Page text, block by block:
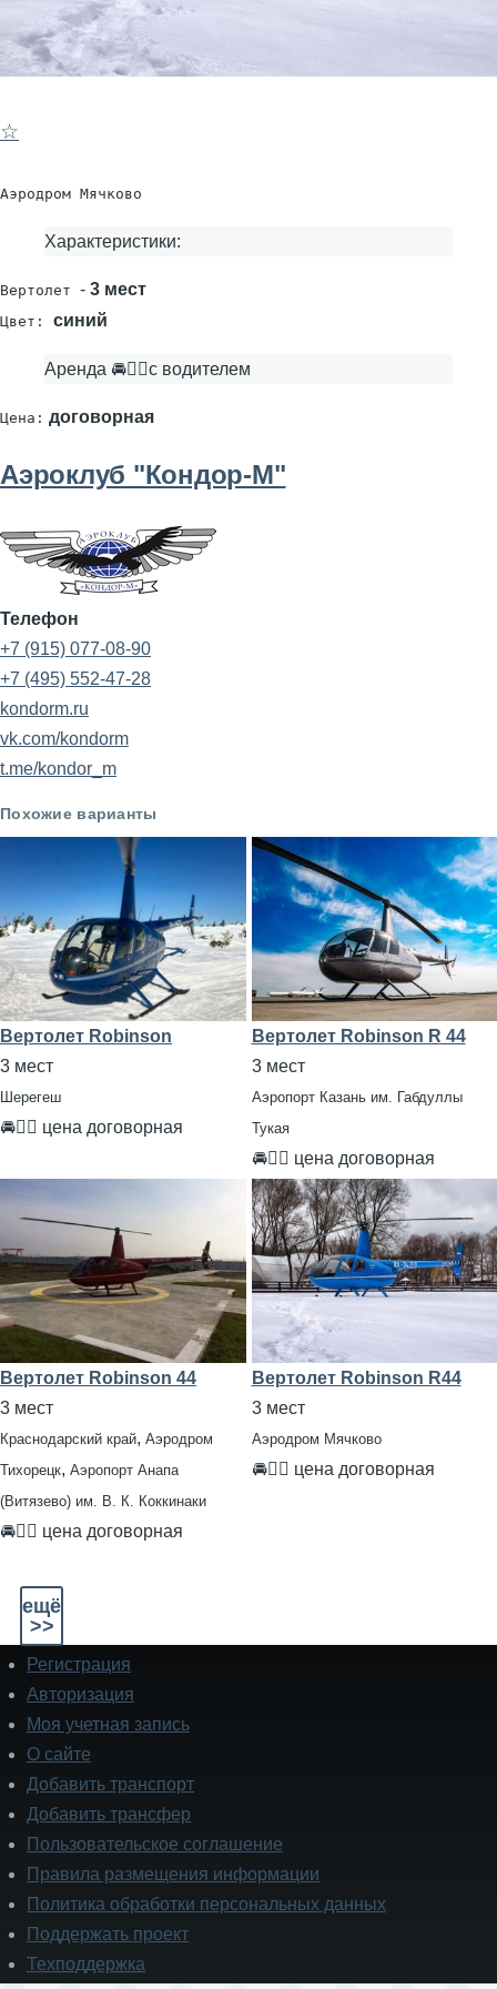
☆
Аэродром Мячково
Характеристики:
Вертолет - 3 мест
Цвет: синий
Аренда 🚘👨‍✈с водителем
Цена: договорная
Аэроклуб "Кондор-М"
Телефон
+7 (915) 077-08-90
+7 (495) 552-47-28
kondorm.ru
vk.com/kondorm
t.me/kondor_m
Похожие варианты
Вертолет Robinson
3 мест
Шерегеш
🚘👨‍✈ цена договорная
Вертолет Robinson R 44
3 мест
Аэропорт Казань им. Габдуллы
Тукая
🚘👨‍✈ цена договорная
Вертолет Robinson 44
3 мест
Краснодарский край, Аэродром
Тихорецк, Аэропорт Анапа
(Витязево) им. В. К. Коккинаки
🚘👨‍✈ цена договорная
Вертолет Robinson R44
3 мест
Аэродром Мячково
🚘👨‍✈ цена договорная
ещё
>>
Подвал
Регистрация
Авторизация
Моя учетная запись
О сайте
Добавить транспорт
Добавить трансфер
Пользовательское соглашение
Правила размещения информации
Политика обработки персональных данных
Поддержать проект
Техподдержка